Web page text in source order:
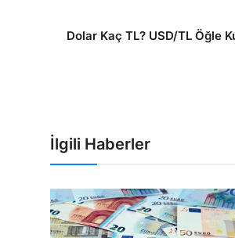
Dolar Kaç TL? USD/TL Öğle
İlgili Haberler